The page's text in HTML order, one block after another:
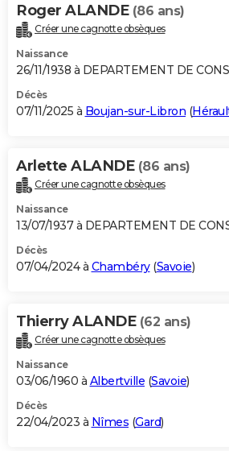
Carte de Noël
Carte Bonne année
Carte Saint-Valentin
Carte Pâques
Carte d'anniversaire
DICTIONNAIRE
Dictionnaire
Biographies
Citations
Expressions
Proverbes
PROGRAMME TV
S'inscrire
Se connecter
Lycées
Collèges
Primaires
Universités
Entreprises
Service militaire
Avis de recherche
AVIS DE DÉCÈS
Bricolage
Lifestyle
Culture
Sport
Auto
Television
Voyage
Cinema
Roger ALANDE (86 ans)
Créer une cagnotte obsèques
Naissance
26/11/1938 à DEPARTEMENT DE
Décès
07/11/2025 à Boujan-sur-Libron (
Arlette ALANDE (86 ans)
Créer une cagnotte obsèques
Naissance
13/07/1937 à DEPARTEMENT DE
Décès
07/04/2024 à Chambéry(Savoie)
Thierry ALANDE (62 ans)
Créer une cagnotte obsèques
Naissance
03/06/1960 à Albertville (Savoie)
Décès
22/04/2023 à Nîmes (Gard)